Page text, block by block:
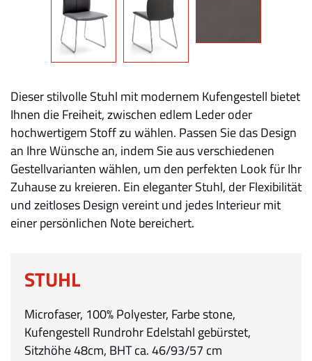
Dieser stilvolle Stuhl mit modernem Kufengestell bietet
Ihnen die Freiheit, zwischen edlem Leder oder
hochwertigem Stoff zu wählen. Passen Sie das Design
an Ihre Wünsche an, indem Sie aus verschiedenen
Gestellvarianten wählen, um den perfekten Look für Ihr
Zuhause zu kreieren. Ein eleganter Stuhl, der Flexibilität
und zeitloses Design vereint und jedes Interieur mit
einer persönlichen Note bereichert.
STUHL
Microfaser, 100% Polyester, Farbe stone,
Kufengestell Rundrohr Edelstahl gebürstet,
Sitzhöhe 48cm, BHT ca. 46/93/57 cm